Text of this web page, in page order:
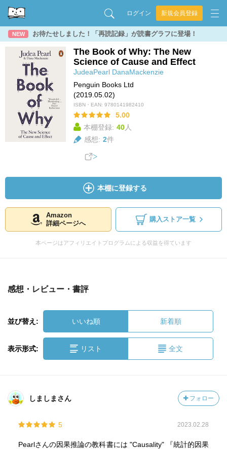
ログイン 新規会員登録
NEW お待たせしました！「再読記録」が読書グラフに登場！
The Book of Why: The New
Science of Cause and Effect
JudeaPearl DanaMackenzie
Penguin Books Ltd
(2019.05.02)
ISBN・EAN: 9780141982410
5.00
本棚登録: 40人
感想: 2件
本棚に登録する
Amazon
詳細ページへ
購入ストア一覧
本ページはアフィリエイトプログラムによる収益を得ています
感想・レビュー・書評
並び替え: いいね順 新着順
表示形式: リスト 全文
しましまさん フォロー
5 2023.02.28
Pearlさんの因果推論の教科書には "Causality" 『統計的因果